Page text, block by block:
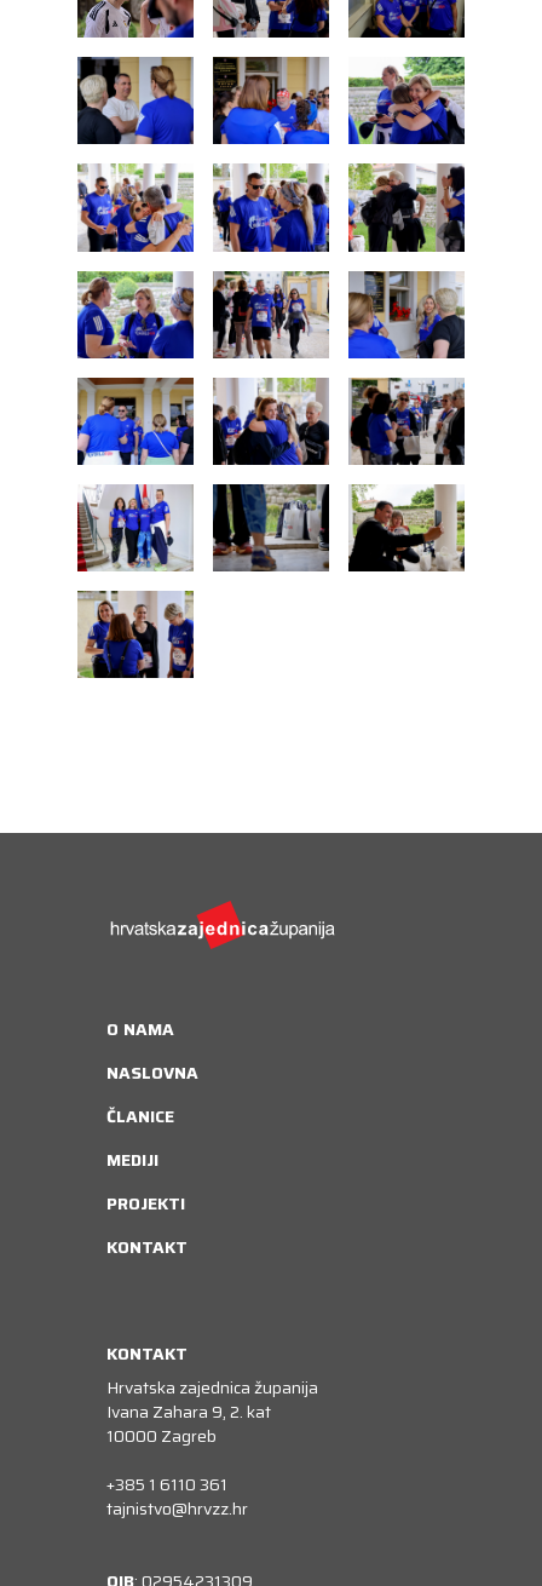
O NAMA
NASLOVNA
ČLANICE
MEDIJI
PROJEKTI
KONTAKT
KONTAKT
Hrvatska zajednica županija
Ivana Zahara 9, 2. kat
10000 Zagreb
+385 1 6110 361
tajnistvo@hrvzz.hr